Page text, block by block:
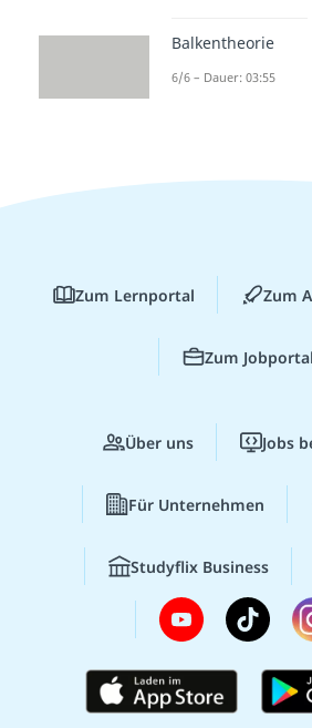
Balkentheorie
6/6 – Dauer: 03:55
Zum Lernportal Zum
Zum Jobportal
Über uns Jobs
Für Unternehmen
Studyflix Business